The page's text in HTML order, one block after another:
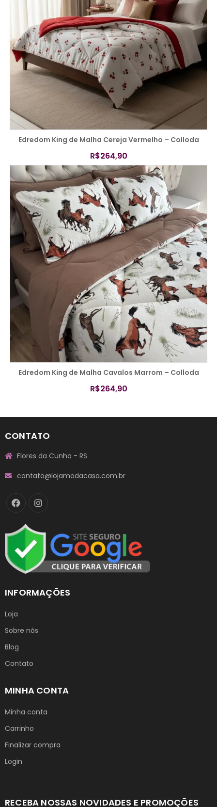
COMPRAR
Edredom King de Malha Cereja Vermelho – Colloda
R$264,90
COMPRAR
Edredom King de Malha Cavalos Marrom – Colloda
R$264,90
CONTATO
Flores da Cunha - RS
contato@lojamodacasa.com.br
INFORMAÇÕES
Loja
Sobre nós
Blog
Contato
MINHA CONTA
Minha conta
Carrinho
Finalizar compra
Login
RECEBA NOSSAS NOVIDADES E PROMOÇÕES